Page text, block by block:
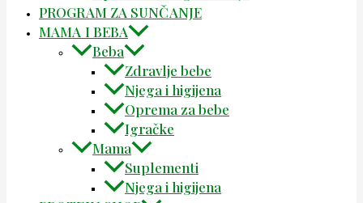
PROGRAM ZA SUNČANJE
MAMA I BEBA
Beba
Zdravlje bebe
Njega i higijena
Oprema za bebe
Igračke
Mama
Suplementi
Njega i higijena